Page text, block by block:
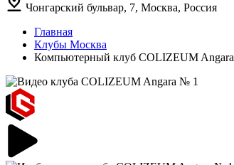
Чонгарский бульвар, 7, Москва, Россия
Главная
Клубы Москва
Компьютерный клуб COLIZEUM Angara